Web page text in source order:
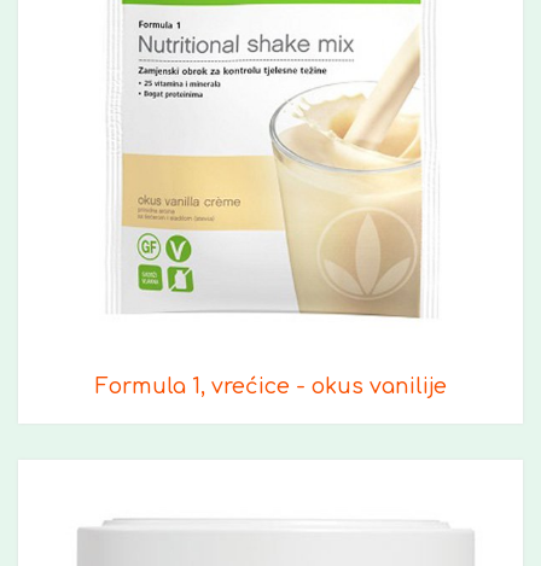
Formula 1, vrećice - okus vanilije